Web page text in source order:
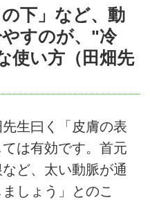
の下」など、動
すのが、"冷
使い方（田畑先
生曰く「皮膚の表
は有効です。首元
ど、太い動脈が通
しょう」とのこ